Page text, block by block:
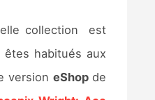
collection est
êtes habitués aux
versioneShopde